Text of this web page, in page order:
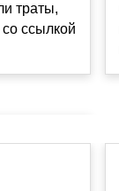
траты,
ссылкой